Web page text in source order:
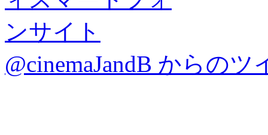
@cinemaJandB からのツ